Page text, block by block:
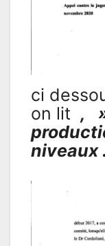
ci
on lit ,
niveaux